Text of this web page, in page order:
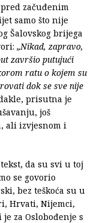
začuđenim
samo što nije
Šalovskog brijega
„Nikad, zapravo,
završio putujući
ratu o kojem su
dok se sve nije
prisutna je
još
ali izvjesnom i
da su svi u toj
se govorio
bez teškoća su u
Hrvati, Nijemci,
za Oslobođenje s